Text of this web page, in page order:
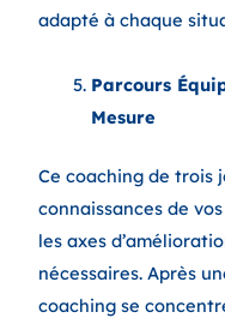
adapté à chaque
Parcours
Mesure
Ce coaching de trois
connaissances de
les axes
nécessaires. Après
coaching se